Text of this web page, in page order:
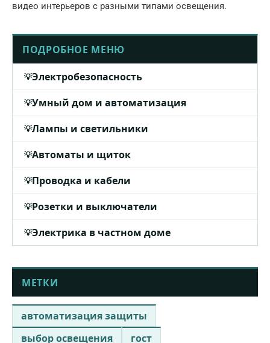
видео интерьеров с разными типами освещения.
ПОДРОБНОЕ МЕНЮ
Электробезопасность
Умный дом и автоматизация
Лампы и светильники
Автоматы и щиток
Проводка и кабели
Розетки и выключатели
Электрика в частном доме
МЕТКИ
автоматизация защиты
выбор освещения
гост